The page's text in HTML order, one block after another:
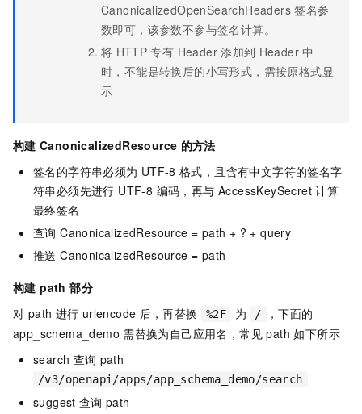
CanonicalizedOpenSearchHeaders 签名参
数即可，该参数不参与签名计算。
将 HTTP 专有 Header 添加到 Header 中
时，不能是转换后的小写形式，需按原格式显
示
构建 CanonicalizedResource 的方法
签名的字符串必须为 UTF-8 格式，且含有中文字符的签名字
符串必须先进行 UTF-8 编码，再与 AccessKeySecret 计算
最终签名
查询 CanonicalizedResource = path + ? + query
推送 CanonicalizedResource = path
构建 path 部分
对 path 进行 urlencode 后，再替换 %2F 为 /
，下面的
app_schema_demo 需替换为自己应用名，常见 path 如下所示
search 查询 path
/v3/openapi/apps/app_schema_demo/search
suggest 查询 path